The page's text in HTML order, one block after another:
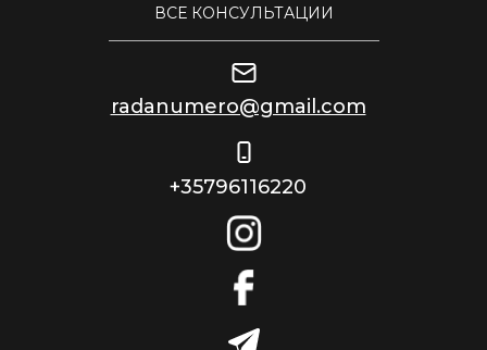
ВСЕ КОНСУЛЬТАЦИИ
radanumero@gmail.com
+35796116220